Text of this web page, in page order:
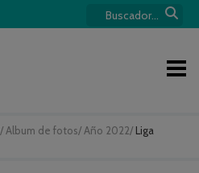
/ Album de fotos/ Año 2022/ Liga